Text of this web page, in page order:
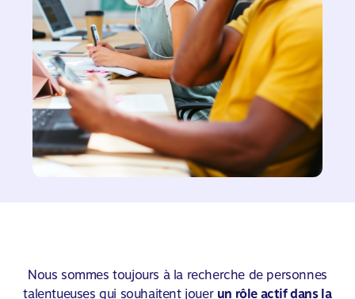
Nous sommes toujours à la recherche de personnes
talentueuses qui souhaitent jouer un rôle actif dans la